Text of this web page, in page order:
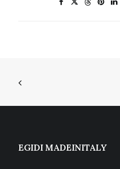
EGIDI MADEINITALY